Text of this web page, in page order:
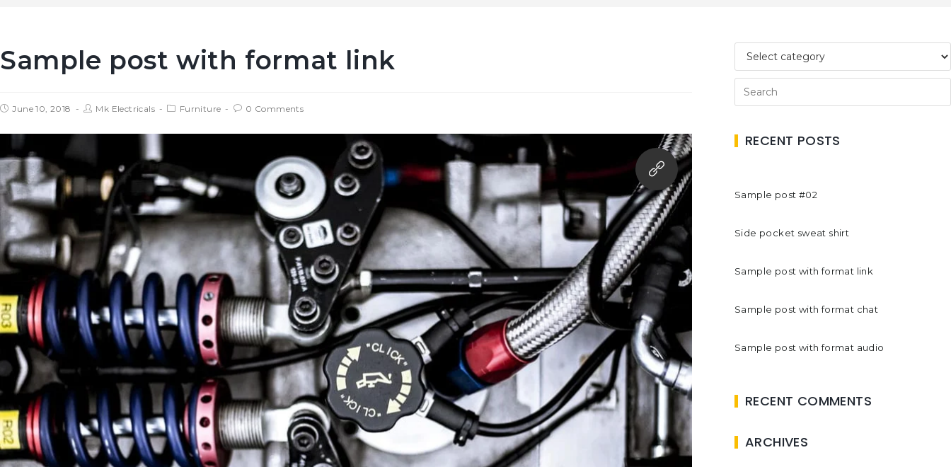
Sample post with format link
June 10, 2018 Mk Electricals Furniture 0 Comments
RECENT POSTS
Sample post #02
Side pocket sweat shirt
Sample post with format link
Sample post with format chat
Sample post with format audio
RECENT COMMENTS
ARCHIVES